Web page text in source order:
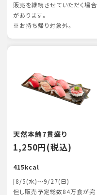
販売を継続させていただく場合
があります。
※お持ち帰り対象外。
天然本鮪7貫盛り
1,250円(税込)
415kcal
[8/5(水)～9/27(日)
但し販売予定総数84万食が完